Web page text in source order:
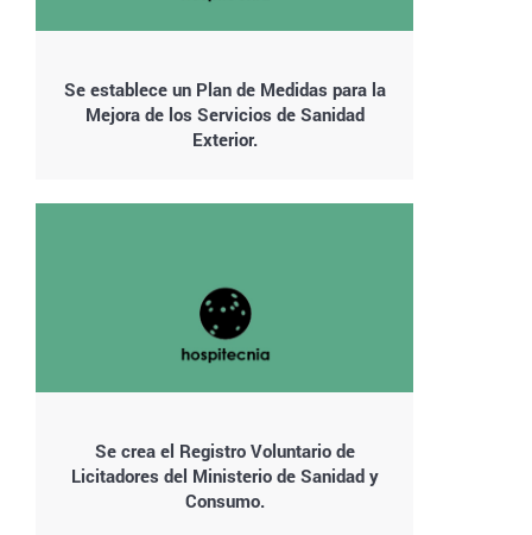
Se establece un Plan de Medidas para la
Mejora de los Servicios de Sanidad
Exterior.
Se crea el Registro Voluntario de
Licitadores del Ministerio de Sanidad y
Consumo.